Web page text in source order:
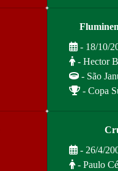
- 18/10/
- Hector
- São
- Copa
- 26/4/
- Paulo